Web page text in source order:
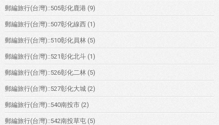
郵編旅行(台灣)::505彰化鹿港 (9)
郵編旅行(台灣)::507彰化線西 (1)
郵編旅行(台灣)::510彰化員林 (5)
郵編旅行(台灣)::521彰化北斗 (1)
郵編旅行(台灣)::526彰化二林 (5)
郵編旅行(台灣)::527彰化大城 (2)
郵編旅行(台灣)::540南投市 (2)
郵編旅行(台灣)::542南投草屯 (5)